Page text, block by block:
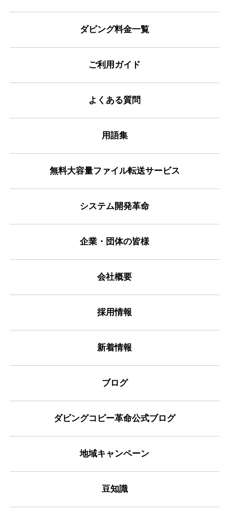
ダビング料金一覧
ご利用ガイド
よくある質問
用語集
無料大容量ファイル転送サービス
システム開発革命
企業・団体の皆様
会社概要
採用情報
新着情報
ブログ
ダビングコピー革命公式ブログ
地域キャンペーン
豆知識